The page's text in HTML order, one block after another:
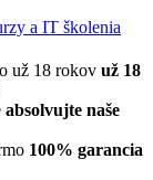
už 18
absolvujte naše
100% garancia